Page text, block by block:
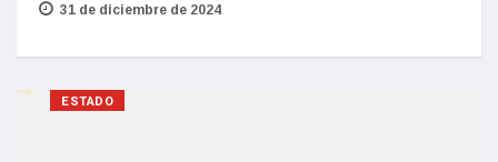
31 de diciembre de 2024
ESTADO